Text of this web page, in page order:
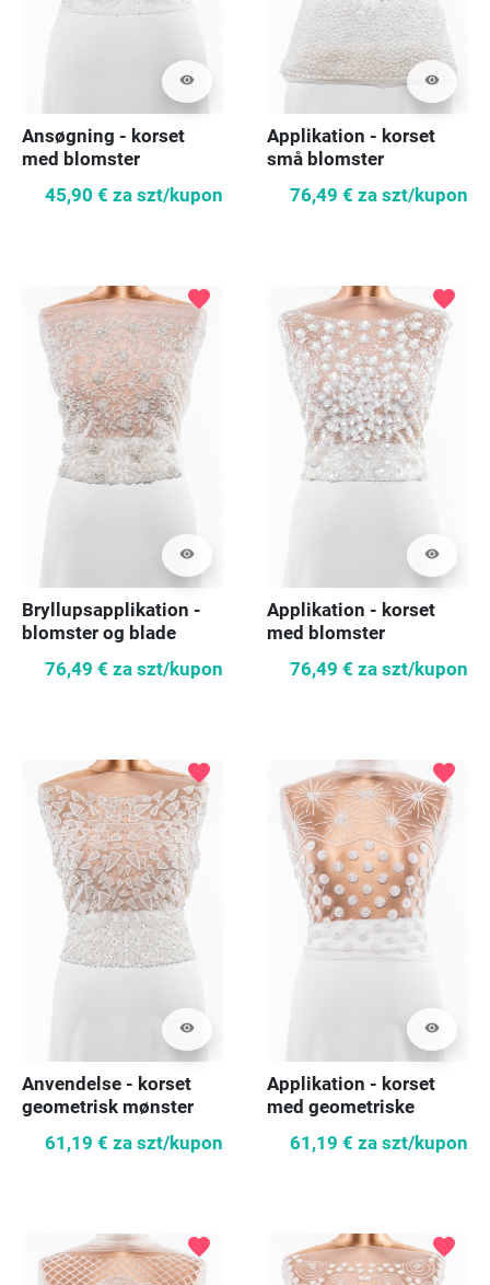
visibility
Ansøgning - korset
med blomster
45,90 € za szt/kupon
visibility
Applikation - korset
små blomster
76,49 € za szt/kupon
visibility
favorite
Bryllupsapplikation -
blomster og blade
76,49 € za szt/kupon
visibility
favorite
Applikation - korset
med blomster
76,49 € za szt/kupon
visibility
favorite
Anvendelse - korset
geometrisk mønster
61,19 € za szt/kupon
visibility
favorite
Applikation - korset
med geometriske
61,19 € za szt/kupon
favorite favorite